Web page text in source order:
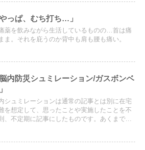
やっぱ、むち打ち…」
薬を飲みながら生活しているものの…首は痛
ま。それを庇うのか背中も肩も腰も痛い。
脳内防災シュミレーション/ガスボンベ
シュミレーションは通常の記事とは別に在宅
を想定して、思ったことや実施したことを不
、不定期に記事にしたものです。あくまで個